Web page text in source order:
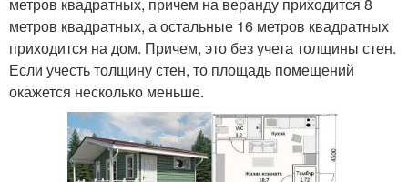
метров квадратных, а остальные 16 метров квадратных
приходится на дом. Причем, это без учета толщины стен.
Если учесть толщину стен, то площадь помещений
окажется несколько меньше.